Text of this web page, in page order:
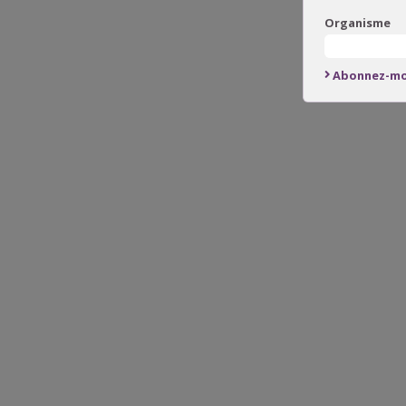
Organisme
Abonnez-